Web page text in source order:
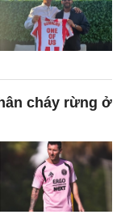
cháy rừng ở